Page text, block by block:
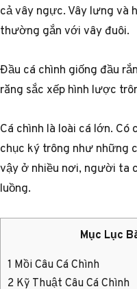
cả vây ngực. Vây lưng và
thường gắn với vây đuôi.
Đầu cá chình giống đầu
răng sắc xếp hình lược
Cá chình là loài cá lớn. Có
chục ký trông như những
vậy ở nhiều nơi, người ta
luồng.
Mục Lục
1 Mồi Câu Cá Chình
2 Kỹ Thuật Câu Cá Chình